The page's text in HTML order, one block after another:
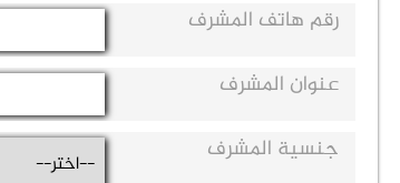
رقم هاتف المشرف
عنوان المشرف
جنسية المشرف